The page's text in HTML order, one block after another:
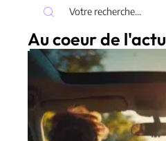
Au coeur de l'actu